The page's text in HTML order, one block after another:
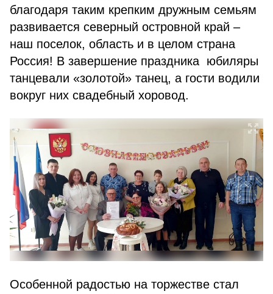
благодаря таким крепким дружным семьям
развивается северный островной край –
наш поселок, область и в целом страна
Россия! В завершение праздника юбиляры
танцевали «золотой» танец, а гости водили
вокруг них свадебный хоровод.
Особенной радостью на торжестве стал